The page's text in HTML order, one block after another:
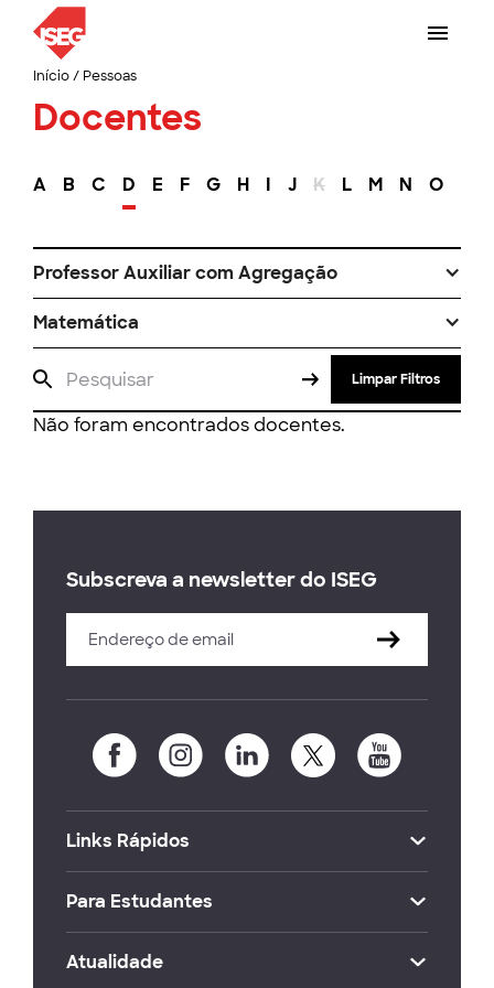
Início/ Pessoas
Docentes
A B C D E F G H I J K L M N O
Professor Auxiliar com Agregação
Matemática
Limpar Filtros
Não foram encontrados docentes.
Subscreva a newsletter do ISEG
Links Rápidos
Para Estudantes
Atualidade